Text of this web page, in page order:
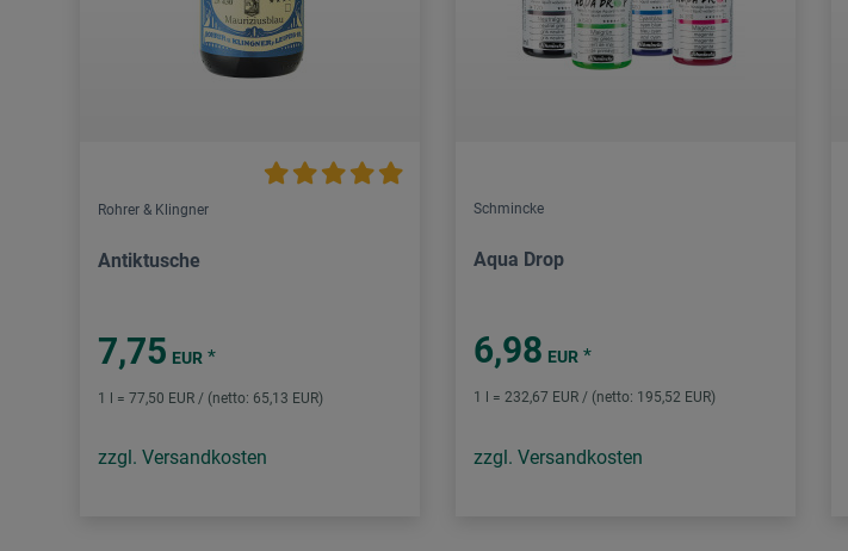
Rohrer & Klingner
Antiktusche
7,75 EUR *
1 l = 77,50 EUR / (netto: 65,13 EUR)
zzgl. Versandkosten
Schmincke
Aqua Drop
6,98 EUR *
1 l = 232,67 EUR / (netto: 195,52 EUR)
zzgl. Versandkosten